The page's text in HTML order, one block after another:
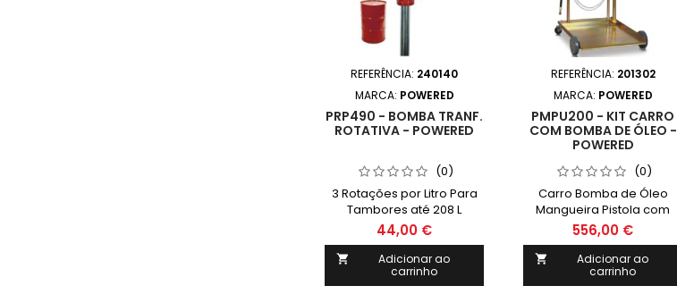
REFERÊNCIA: 240140
MARCA: POWERED
PRP490 - BOMBA TRANF.
ROTATIVA - POWERED
(0)
3 Rotações por Litro Para
Tambores até 208 L
44,00 €

Adicionar ao
carrinho
REFERÊNCIA: 201302
MARCA: POWERED
PMPU200 - KIT CARRO
COM BOMBA DE ÓLEO -
POWERED
(0)
Carro Bomba de Óleo
Mangueira Pistola com
Contador
556,00 €

Adicionar ao
carrinho